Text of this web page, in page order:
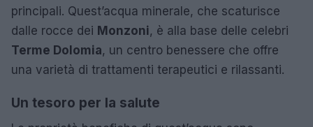
principali. Quest’acqua minerale, che scaturisce
dalle rocce dei Monzoni, è alla base delle celebri
Terme Dolomia, un centro benessere che offre
una varietà di trattamenti terapeutici e rilassanti.
Un tesoro per la salute